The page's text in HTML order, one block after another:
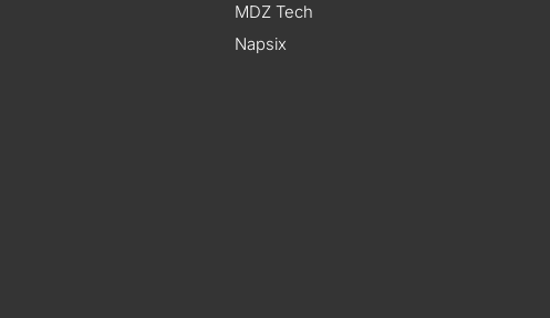
MDZ Tech
Napsix